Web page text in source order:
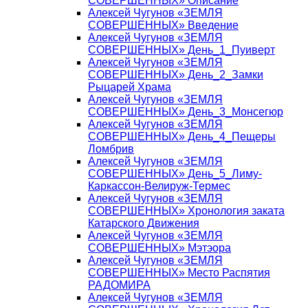
Алексей Чугунов «ЗЕМЛЯ
СОВЕРШЕННЫХ» Введение
Алексей Чугунов «ЗЕМЛЯ
СОВЕРШЕННЫХ» День_1_Пуиверт
Алексей Чугунов «ЗЕМЛЯ
СОВЕРШЕННЫХ» День_2_Замки
Рыцарей Храма
Алексей Чугунов «ЗЕМЛЯ
СОВЕРШЕННЫХ» День_3_Монсегюр
Алексей Чугунов «ЗЕМЛЯ
СОВЕРШЕННЫХ» День_4_Пещеры
Ломбрив
Алексей Чугунов «ЗЕМЛЯ
СОВЕРШЕННЫХ» День_5_Лиму-
Каркассон-Велируж-Термес
Алексей Чугунов «ЗЕМЛЯ
СОВЕРШЕННЫХ» Хронология заката
Катарского Движения
Алексей Чугунов «ЗЕМЛЯ
СОВЕРШЕННЫХ» Мэтэора
Алексей Чугунов «ЗЕМЛЯ
СОВЕРШЕННЫХ» Место Распятия
РАДОМИРА
Алексей Чугунов «ЗЕМЛЯ